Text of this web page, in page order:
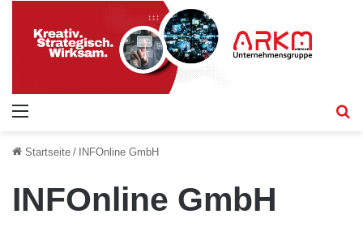
Startseite / INFOnline GmbH
INFOnline GmbH